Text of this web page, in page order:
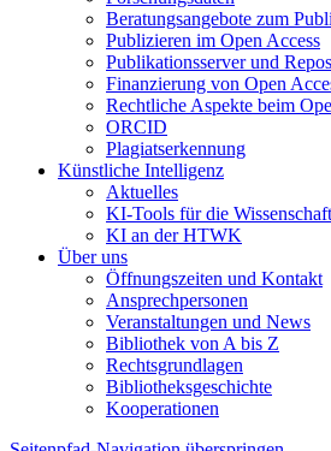
Beratungsangebote zum
Publizieren im Open Access
Publikationsserver und
Finanzierung von Open
Rechtliche Aspekte beim
ORCID
Plagiatserkennung
Künstliche Intelligenz
Aktuelles
KI-Tools für die Wissenschaft
KI an der HTWK
Über uns
Öffnungszeiten und Kontakt
Ansprechpersonen
Veranstaltungen und News
Bibliothek von A bis Z
Rechtsgrundlagen
Bibliotheksgeschichte
Kooperationen